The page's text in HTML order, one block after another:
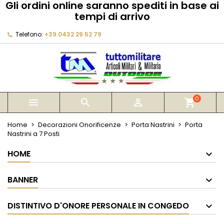
Gli ordini online saranno spediti in base ai
tempi di arrivo
Telefono: +39.0432 29 52 79
   shopping_cart0
Home Decorazioni Onorificenze Porta Nastrini
Porta
Nastrini a 7 Posti
HOME
BANNER
DISTINTIVO D'ONORE PERSONALE IN CONGEDO
My wishlists
add_circle_outline Create new list
Crea lista dei desideri
Annulla Crea lista dei desideri
Devi avere effettuato l'accesso per salvare dei
prodotti nella tua lista dei desideri.
Annulla